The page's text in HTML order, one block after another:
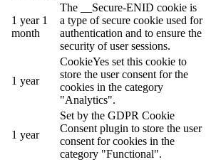
1 year 1
month
The __Secure-ENID cookie is
a type of secure cookie used for
authentication and to ensure the
security of user sessions.
1 year
CookieYes set this cookie to
store the user consent for the
cookies in the category
"Analytics".
1 year
Set by the GDPR Cookie
Consent plugin to store the user
consent for cookies in the
category "Functional".